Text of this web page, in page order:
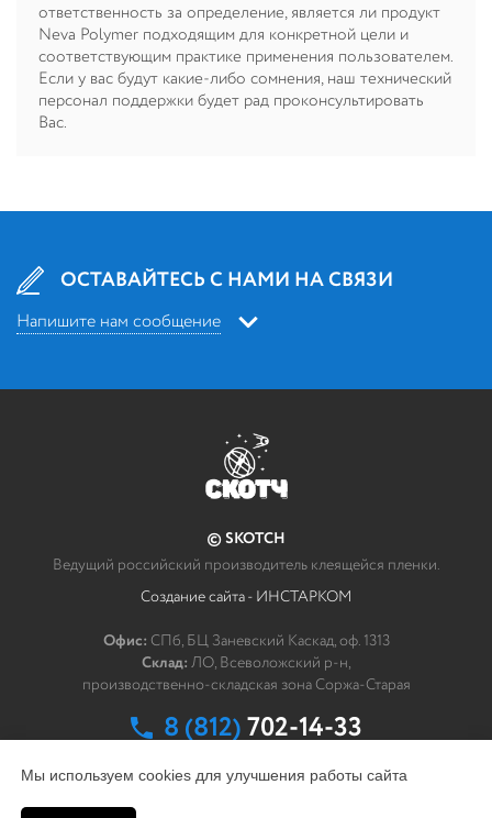
ответственность за определение, является ли продукт
Neva Polymer подходящим для конкретной цели и
соответствующим практике применения пользователем.
Если у вас будут какие-либо сомнения, наш технический
персонал поддержки будет рад проконсультировать
Вас.
ОСТАВАЙТЕСЬ С НАМИ НА СВЯЗИ
Напишите нам сообщение
*
Как мы можем связаться с Вами?
Компания
© SKOTCH
Ведущий российский производитель клеящейся пленки.
Создание сайта - ИНСТАРКОМ
Офис: СПб, БЦ Заневский Каскад, оф. 1313
Склад: ЛО, Всеволожский р-н,
производственно-складская зона Соржа-Старая
8 (812) 702-14-33
Мы используем cookies для улучшения работы сайта